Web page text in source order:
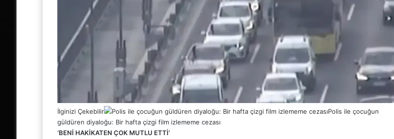
İlginizi Çekebilir
Polis ile çocuğun
güldüren diyaloğu: Bir hafta çizgi film izlememe cezası
‘BENİ HAKİKATEN ÇOK MUTLU ETTİ’